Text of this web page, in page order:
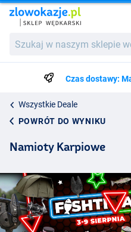
w
wędkarskim...Czas dostawy:
Wszystkie Deale
POWRÓT DO WYNIKU
Namioty Karpiowe